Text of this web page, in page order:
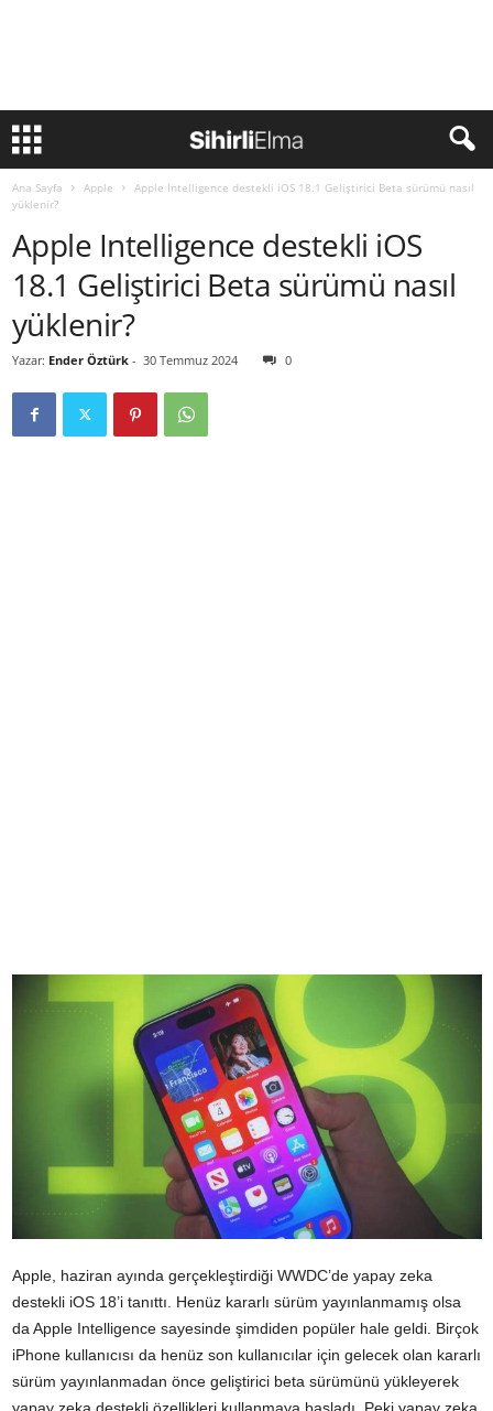
Ana Sayfa Apple
Apple Intelligence destekli iOS 18.1 Geliştirici Beta sürümü nasıl
yüklenir?
Apple Intelligence destekli iOS
18.1 Geliştirici Beta sürümü nasıl
yüklenir?
Yazar: Ender Öztürk - 30 Temmuz 2024 0
Apple, haziran ayında gerçekleştirdiği WWDC’de yapay zeka
destekli iOS 18’i tanıttı. Henüz kararlı sürüm yayınlanmamış olsa
da Apple Intelligence sayesinde şimdiden popüler hale geldi. Birçok
iPhone kullanıcısı da henüz son kullanıcılar için gelecek olan kararlı
sürüm yayınlanmadan önce geliştirici beta sürümünü yükleyerek